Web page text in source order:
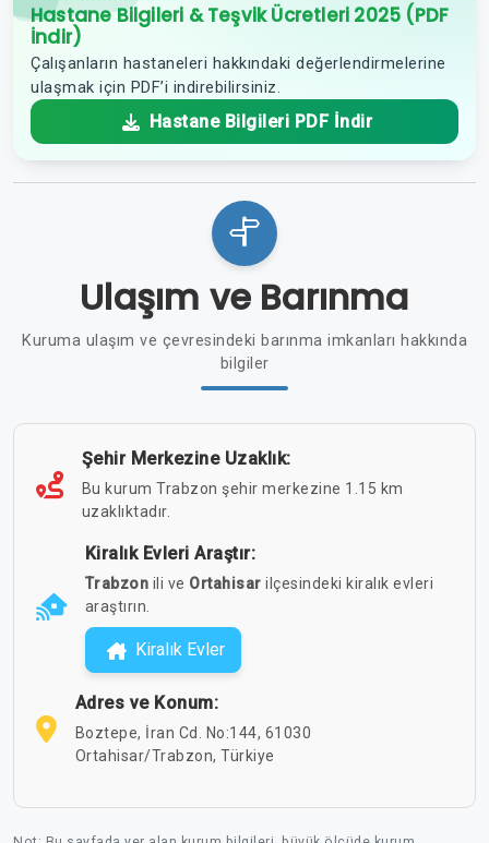
Hastane Bilgileri & Teşvik Ücretleri 2025 (PDF
İndir)
Çalışanların hastaneleri hakkındaki değerlendirmelerine
ulaşmak için PDF’i indirebilirsiniz.
Hastane Bilgileri PDF İndir
Ulaşım ve Barınma
Kuruma ulaşım ve çevresindeki barınma imkanları hakkında
bilgiler
Şehir Merkezine Uzaklık:
Bu kurum Trabzon şehir merkezine 1.15 km
uzaklıktadır.
Kiralık Evleri Araştır:
Trabzon ili ve Ortahisar ilçesindeki kiralık evleri
araştırın.
Kiralık Evler
Adres ve Konum:
Boztepe, İran Cd. No:144, 61030
Ortahisar/Trabzon, Türkiye